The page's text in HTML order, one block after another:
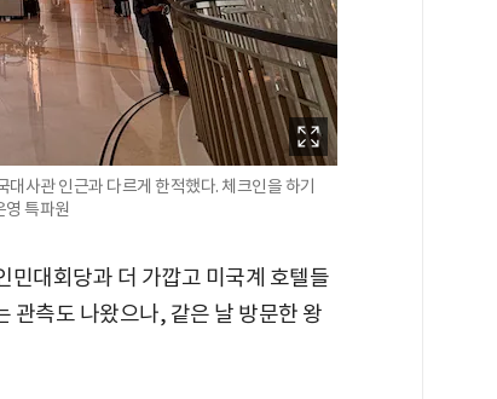
사관 인근과 다르게 한적했다. 체크인을 하기
특파원
민대회당과 더 가깝고 미국계 호텔들
관측도 나왔으나, 같은 날 방문한 왕